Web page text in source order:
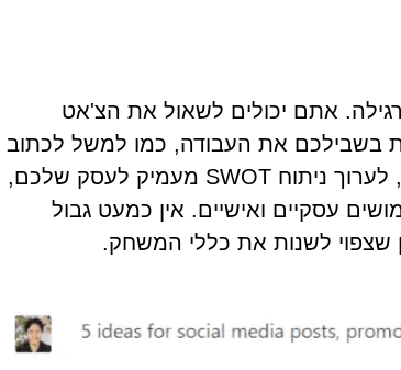
אתם יכולים לשאול את הצ'אט
בשבילכם את העבודה, כמו למשל לכתוב
פוסט שיווקי לפייסבוק, לבנות חמישה דיוורים ברשימת תפוצה, לערוך ניתוח SWOT מעמיק לעסק שלכם,
עסקיים ואישיים. אין כמעט גבול
שצפוי לשנות את כללי המשחק.